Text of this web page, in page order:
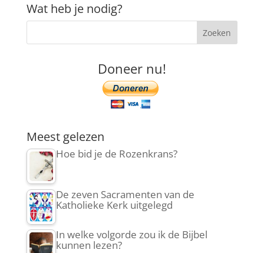
Wat heb je nodig?
Doneer nu!
Meest gelezen
Hoe bid je de Rozenkrans?
De zeven Sacramenten van de
Katholieke Kerk uitgelegd
In welke volgorde zou ik de Bijbel
kunnen lezen?